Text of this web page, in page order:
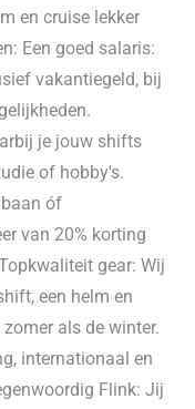
en cruise lekker
Een goed salaris:
vakantiegeld, bij
je jouw shifts
of hobby's.
óf
van 20% korting
gear: Wij
een helm en
als de winter.
internationaal en
Flink: Jij